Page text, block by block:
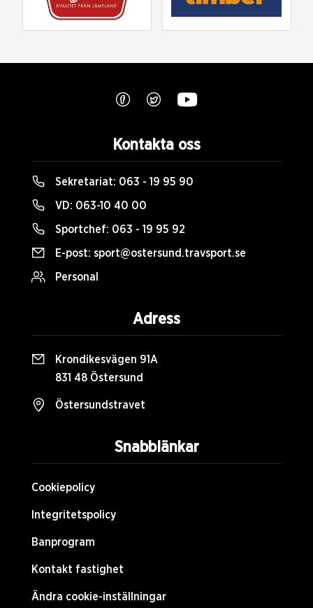
Snabblänkar
Cookiepolicy
Integritetspolicy
Banprogram
Kontakt fastighet
Ändra cookie-inställningar
Kontakta oss
Sekretariat: 063 - 19 95 90
VD: 063-10 40 00
Sportchef: 063 - 19 95 92
E-post: sport@ostersund.travsport.se
Personal
Adress
Krondikesvägen 91A
831 48 Östersund
Östersundstravet